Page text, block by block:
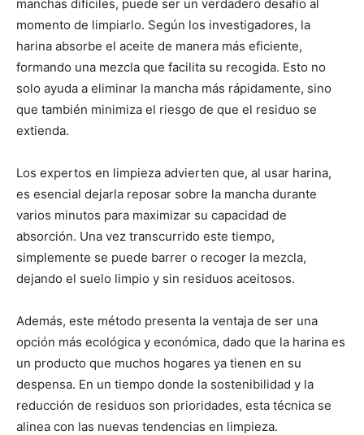
manchas difíciles, puede ser un verdadero desafío al
momento de limpiarlo. Según los investigadores, la
harina absorbe el aceite de manera más eficiente,
formando una mezcla que facilita su recogida. Esto no
solo ayuda a eliminar la mancha más rápidamente, sino
que también minimiza el riesgo de que el residuo se
extienda.
Los expertos en limpieza advierten que, al usar harina,
es esencial dejarla reposar sobre la mancha durante
varios minutos para maximizar su capacidad de
absorción. Una vez transcurrido este tiempo,
simplemente se puede barrer o recoger la mezcla,
dejando el suelo limpio y sin residuos aceitosos.
Además, este método presenta la ventaja de ser una
opción más ecológica y económica, dado que la harina es
un producto que muchos hogares ya tienen en su
despensa. En un tiempo donde la sostenibilidad y la
reducción de residuos son prioridades, esta técnica se
alinea con las nuevas tendencias en limpieza.